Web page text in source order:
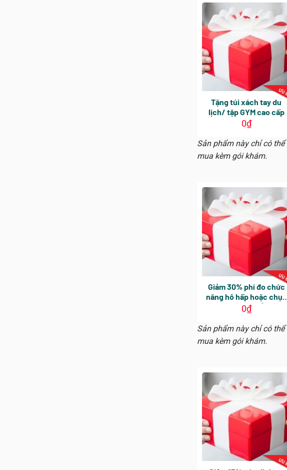
Tặng túi xách tay du
lịch/ tập GYM cao cấp
0₫
Sản phẩm này chỉ có thể
mua kèm gói khám.
Giảm 30% phí đo chức
năng hô hấp hoặc chụp
cắt lớp (CT) phổi được
0₫
Sản phẩm này chỉ có thể
mua kèm gói khám.